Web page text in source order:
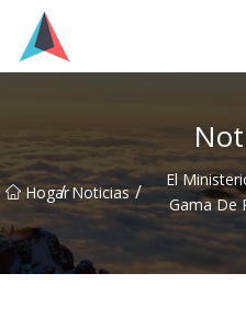
Hogar
/ Noticias /
El
Gama De